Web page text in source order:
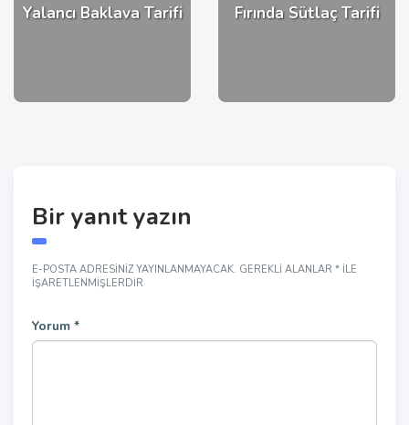
Yalancı Baklava Tarifi Fırında Sütlaç Tarifi
Bir yanıt yazın
E-POSTA ADRESINIZ YAYINLANMAYACAK. GEREKLI ALANLAR * ILE
IŞARETLENMIŞLERDIR
Yorum *